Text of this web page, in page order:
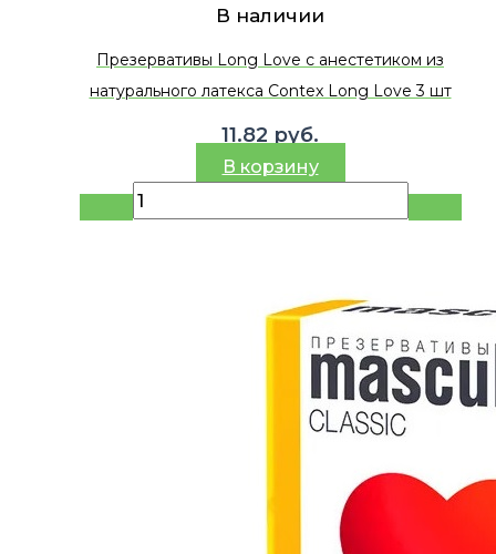
В наличии
Презервативы Long Love с анестетиком из
натурального латекса Contex Long Love 3 шт
11.82 руб.
В корзину